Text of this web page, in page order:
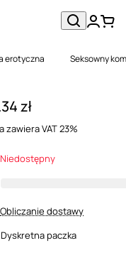
erotyczna Seksowny
zł
zawiera VAT 23%
Niedostępny
Obliczanie dostawy
Dyskretna paczka